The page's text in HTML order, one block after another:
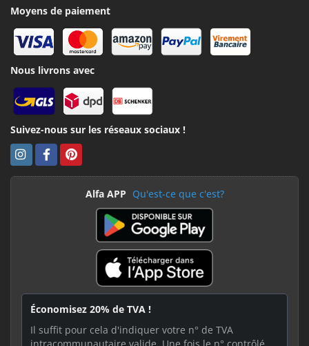
Moyens de paiement
Nous livrons avec
Suivez-nous sur les réseaux sociaux !
Alfa APP Qu'est-ce que c'est?
Économisez 20% de TVA !
Il suffit pour cela d'indiquer votre n° de TVA
intracommunautaire valide. Une fois le n° contrôlé,